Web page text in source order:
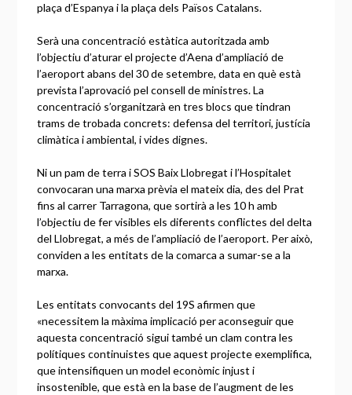
plaça d’Espanya i la plaça dels Països Catalans.
Serà una concentració estàtica autoritzada amb
l’objectiu d’aturar el projecte d’Aena d’ampliació de
l’aeroport abans del 30 de setembre, data en què està
prevista l’aprovació pel consell de ministres. La
concentració s’organitzarà en tres blocs que tindran
trams de trobada concrets: defensa del territori, justícia
climàtica i ambiental, i vides dignes.
Ni un pam de terra i SOS Baix Llobregat i l’Hospitalet
convocaran una marxa prèvia el mateix dia, des del Prat
fins al carrer Tarragona, que sortirà a les 10 h amb
l’objectiu de fer visibles els diferents conflictes del delta
del Llobregat, a més de l’ampliació de l’aeroport. Per això,
conviden a les entitats de la comarca a sumar-se a la
marxa.
Les entitats convocants del 19S afirmen que
«necessitem la màxima implicació per aconseguir que
aquesta concentració sigui també un clam contra les
polítiques continuistes que aquest projecte exemplifica,
que intensifiquen un model econòmic injust i
insostenible, que està en la base de l’augment de les